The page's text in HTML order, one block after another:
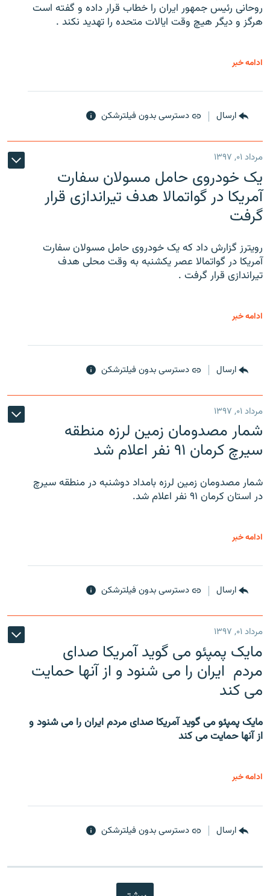
روحانی رئیس جمهور ایران را خطاب قرار داده و گفته است
هرگز و دیگر هیچ وقت ایالات متحده را تهدید نکند .
ادامه خبر
ارسال دسترسی بدون فیلترشکن
مرداد ۰۱, ۱۳۹۷
یک خودروی حامل مسولان سفارت
آمریکا در گواتمالا هدف تیراندازی قرار
گرفت
رویترز گزارش داد که یک خودروی حامل مسولان سفارت
آمریکا در گواتمالا عصر یکشنبه به وقت محلی هدف
تیراندازی قرار گرفت .
ادامه خبر
ارسال دسترسی بدون فیلترشکن
مرداد ۰۱, ۱۳۹۷
شمار مصدومان زمین لرزه منطقه
سیرچ کرمان ۹۱ نفر اعلام شد
شمار مصدومان زمین لرزه بامداد دوشنبه در منطقه سیرچ
در استان کرمان ۹۱ نفر اعلام شد.
ادامه خبر
ارسال دسترسی بدون فیلترشکن
مرداد ۰۱, ۱۳۹۷
مایک پمپئو می گوید آمریکا صدای
مردم ایران را می شنود و از آنها حمایت
می کند
مایک پمپئو می گوید آمریکا صدای مردم ایران را می شنود و
از آنها حمایت می کند
ادامه خبر
ارسال دسترسی بدون فیلترشکن